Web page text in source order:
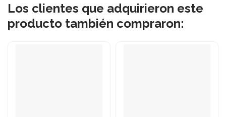
Los clientes que adquirieron este
producto también compraron: